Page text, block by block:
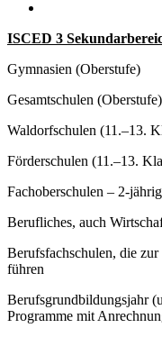
ISCED 3
Gymnasien (Oberstufe)
Gesamtschulen (Oberstufe)
Waldorfschulen (11.–13.
Förderschulen (11.–13.
Fachoberschulen – 2-
Berufliches, auch
Berufsfachschulen, die
führen
Berufsgrundbildungsjahr
Programme mit